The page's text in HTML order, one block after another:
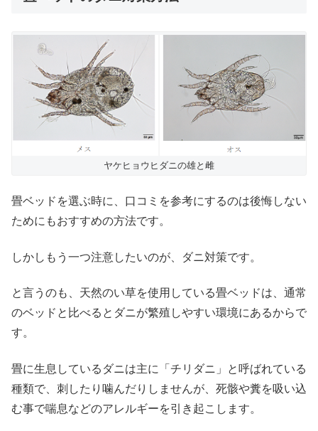
ヤケヒョウヒダニの雄と雌
畳ベッドを選ぶ時に、口コミを参考にするのは後悔しない
ためにもおすすめの方法です。
しかしもう一つ注意したいのが、ダニ対策です。
と言うのも、天然のい草を使用している畳ベッドは、通常
のベッドと比べるとダニが繁殖しやすい環境にあるからで
す。
畳に生息しているダニは主に「チリダニ」と呼ばれている
種類で、刺したり噛んだりしませんが、死骸や糞を吸い込
む事で喘息などのアレルギーを引き起こします。